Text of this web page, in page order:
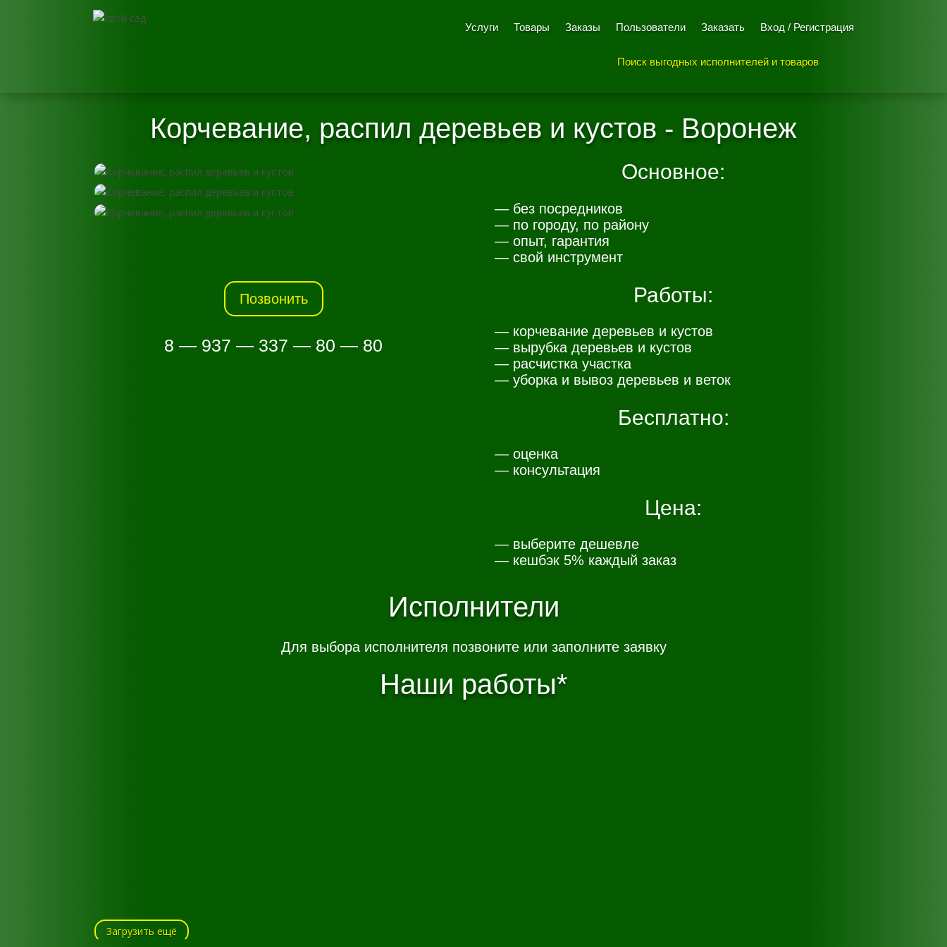
Услуги Товары Заказы Пользователи Заказать Вход / Регистрация
Поиск выгодных исполнителей и товаров
Корчевание, распил деревьев и кустов - Воронеж
Позвонить
8 — 937 — 337 — 80 — 80
Основное:
— без посредников
— по городу, по району
— опыт, гарантия
— свой инструмент
Работы:
— корчевание деревьев и кустов
— вырубка деревьев и кустов
— расчистка участка
— уборка и вывоз деревьев и веток
Бесплатно:
— оценка
— консультация
Цена:
— выберите дешевле
— кешбэк 5% каждый заказ
Исполнители
Для выбора исполнителя позвоните или заполните заявку
Наши работы*
Загрузить ещё